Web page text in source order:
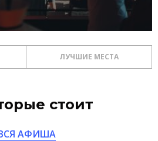
ЛУЧШИЕ МЕСТА
стоит
АФИША